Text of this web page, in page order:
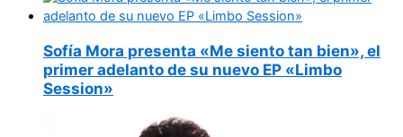
Sofía Mora presenta «Me siento tan bien», el
primer adelanto de su nuevo EP «Limbo
Session»